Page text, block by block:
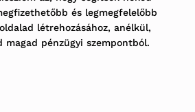
és legmegfelelőbb
létrehozásához, anélkül,
magad pénzügyi szempontból.